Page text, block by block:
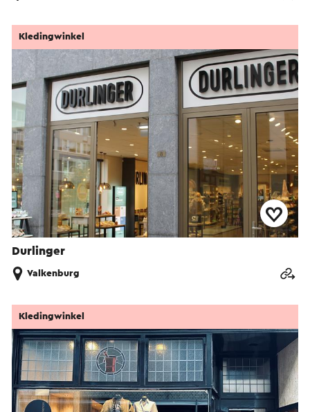
Durlinger
Kledingwinkel
Valkenburg
Kledingwinkel